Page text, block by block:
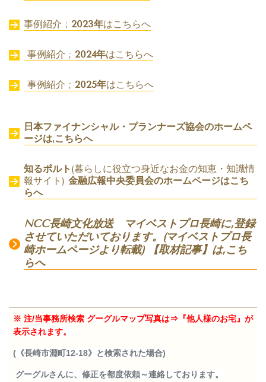
事例紹介 ; 2023年はこちらへ
事例紹介 ; 2024年はこちらへ
事例紹介 ; 2025年はこちらへ
日本ファイナンシャル・プランナーズ協会のホームペ
ージは,こちらへ
知るポルト (暮らしに役立つ身近なお金の知恵・知識情
報サイト) 金融広報中央委員会のホームページはこち
らへ
NCC長崎文化放送 マイベストプロ長崎に,登録
させていただいております。(マイベストプロ長
崎ホームページより転載) 【取材記事】は,こち
らへ
※ 注/当事務所検索 グーグルマップ写真は⇒『他人様のお宅』が
表示されます。
(《長崎市淵町12-18》と検索された場合)
グーグルさんに、修正を都度依頼～連絡しております。